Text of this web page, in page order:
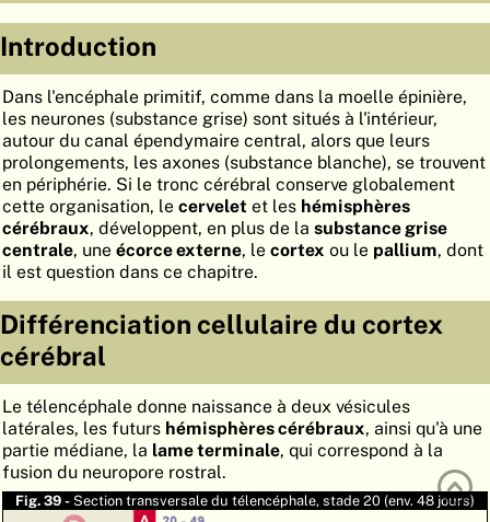
ORGANOGÉNÈSE
RECHERCHER
AIDE
DE
EN
Introduction
Dans l'encéphale primitif, comme dans la moelle épinière,
les neurones (substance grise) sont situés à l'intérieur,
autour du canal épendymaire central, alors que leurs
prolongements, les axones (substance blanche), se trouvent
en périphérie. Si le tronc cérébral conserve globalement
cette organisation, le cervelet et les hémisphères
cérébraux, développent, en plus de la substance grise
centrale, une écorce externe, le cortex ou le pallium, dont
il est question dans ce chapitre.
Différenciation cellulaire du cortex
cérébral
Le télencéphale donne naissance à deux vésicules
latérales, les futurs hémisphères cérébraux, ainsi qu'à une
partie médiane, la lame terminale, qui correspond à la
fusion du neuropore rostral.
Fig. 39 - Section transversale du télencéphale, stade 20 (env. 48 jours)